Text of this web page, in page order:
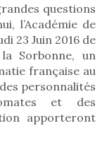
questions
l’Académie de
23 Juin 2016 de
Sorbonne, un
française au
personnalités
et des
apporteront